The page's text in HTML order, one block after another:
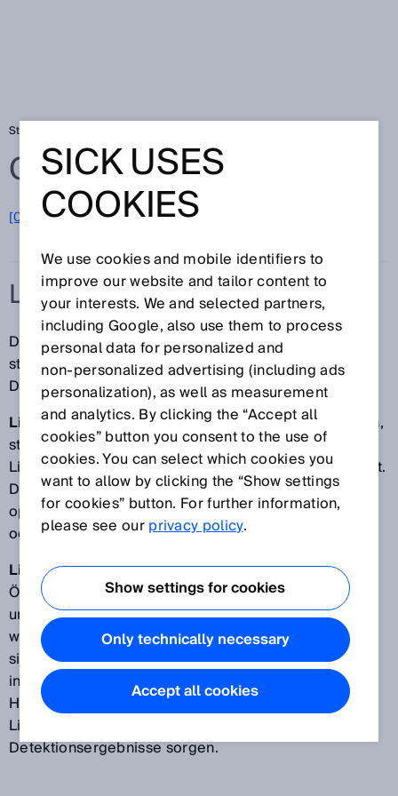
Startseite
Glossar
[0-9] A B C D E F G
LINESPOT-TECHNOLOGIE
Die LineSpot-Technologie sorgt bei perforierten,
strukturierten und unebenen Objekten für hohe
Detektionssicherheit.
LineSpot-Technologie | Single Line:Bei perforierten,
strukturierten und unebenen Objekten bietet die
LineSpot-Technologie eine hohe Detektionssicherheit.
Der zur Linie aufgeweitete Lichtfleck erlaubt eine
optische Mittelung über Unstetigkeiten wie Lücken
oder ausgeprägte Oberflächenstrukturen hinweg.
LineSpot-Technologie | Double Line:Objekte mit
Öffnungen und Aussparungen wie Leiterplatten oder
unebene, spiegelnde Objekte wie Joghurtbecher
werden mit dem Double-Line-Sensor mühelos und
sicher erkannt. Zwei in einem Gerät logisch und
intelligent verknüpfte Lichttaster mit
Hintergrundausblendung bilden zwei linienförmige
Lichtflecke aus, die im Miniaturgehäuse für konstante
Detektionsergebnisse sorgen.
SICK USES
COOKIES
We use cookies and mobile identifiers to
improve our website and tailor content to
your interests. We and selected partners,
including Google, also use them to process
personal data for personalized and
non‑personalized advertising (including ads
personalization), as well as measurement
and analytics. By clicking the “Accept all
cookies” button you consent to the use of
cookies. You can select which cookies you
want to allow by clicking the “Show settings
for cookies” button. For further information,
please see ourprivacy policy.
Show settings for cookies
Only technically necessary
Accept all cookies